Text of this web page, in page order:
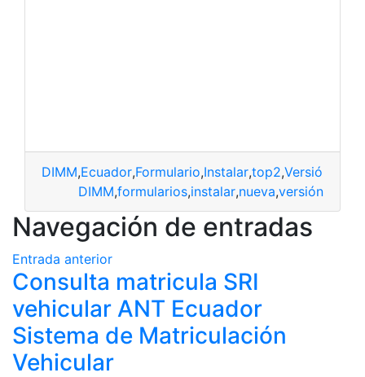
DIMM,Ecuador,Formulario,Instalar,top2,Versión
DIMM,formularios,instalar,nueva,versión
Navegación de entradas
Entrada anterior
Consulta matricula SRI
vehicular ANT Ecuador
Sistema de Matriculación
Vehicular